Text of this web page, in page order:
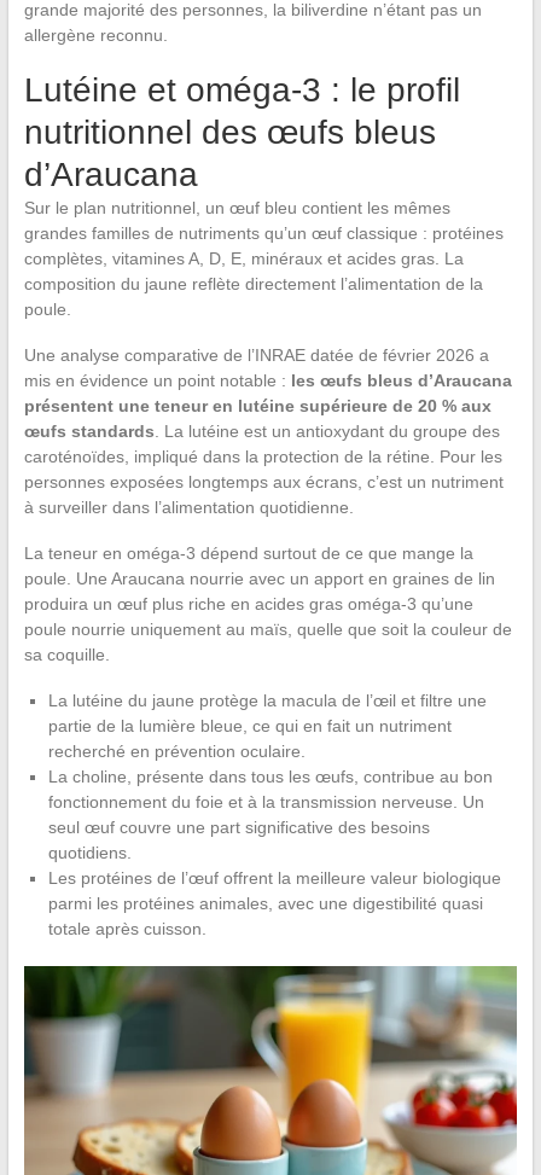
grande majorité des personnes, la biliverdine n’étant pas un
allergène reconnu.
Lutéine et oméga-3 : le profil
nutritionnel des œufs bleus
d’Araucana
Sur le plan nutritionnel, un œuf bleu contient les mêmes
grandes familles de nutriments qu’un œuf classique : protéines
complètes, vitamines A, D, E, minéraux et acides gras. La
composition du jaune reflète directement l’alimentation de la
poule.
Une analyse comparative de l’INRAE datée de février 2026 a
mis en évidence un point notable : les œufs bleus d’Araucana
présentent une teneur en lutéine supérieure de 20 % aux
œufs standards. La lutéine est un antioxydant du groupe des
caroténoïdes, impliqué dans la protection de la rétine. Pour les
personnes exposées longtemps aux écrans, c’est un nutriment
à surveiller dans l’alimentation quotidienne.
La teneur en oméga-3 dépend surtout de ce que mange la
poule. Une Araucana nourrie avec un apport en graines de lin
produira un œuf plus riche en acides gras oméga-3 qu’une
poule nourrie uniquement au maïs, quelle que soit la couleur de
sa coquille.
La lutéine du jaune protège la macula de l’œil et filtre une
partie de la lumière bleue, ce qui en fait un nutriment
recherché en prévention oculaire.
La choline, présente dans tous les œufs, contribue au bon
fonctionnement du foie et à la transmission nerveuse. Un
seul œuf couvre une part significative des besoins
quotidiens.
Les protéines de l’œuf offrent la meilleure valeur biologique
parmi les protéines animales, avec une digestibilité quasi
totale après cuisson.